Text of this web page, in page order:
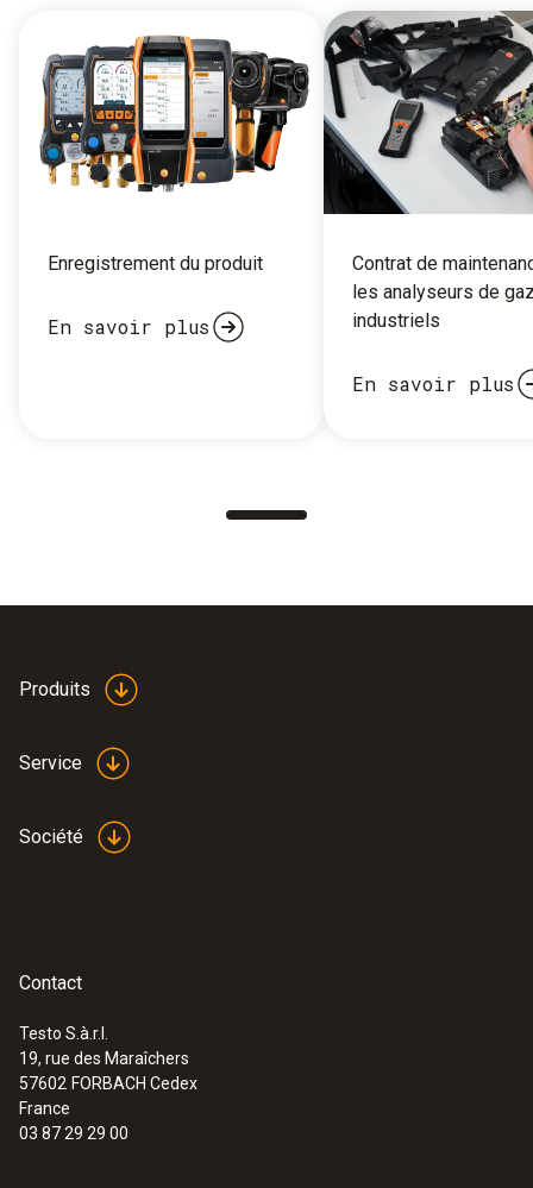
Enregistrement du produit
En savoir plus
Contrat de
les analyseurs de
industriels
En savoir plus
Produits
Service
Société
Contact
Testo S.à.r.l.
19, rue des Maraîchers
57602 FORBACH Cedex
France
03 87 29 29 00